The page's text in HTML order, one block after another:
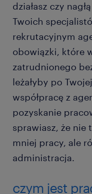
działasz czy
Twoich
rekrutacyjnym
obowiązki, które
zatrudnionego
leżałyby po
współpracę z
pozyskanie
sprawiasz, że nie
mniej pracy, ale
administracja.
czym jest